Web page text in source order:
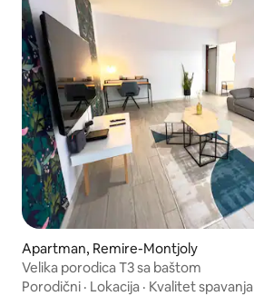
Apartman, Remire-Montjoly
Velika porodica T3 sa baštom
Porodični · Lokacija · Kvalitet spavanja